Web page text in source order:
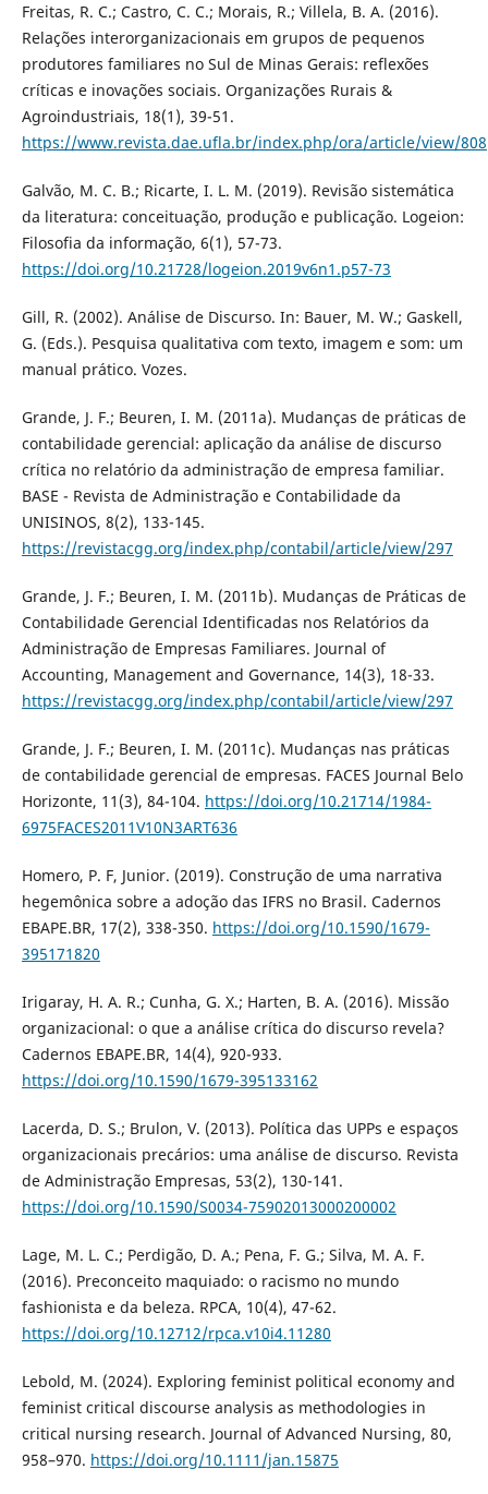
Freitas, R. C.; Castro, C. C.; Morais, R.; Villela, B. A. (2016).
Relações interorganizacionais em grupos de pequenos
produtores familiares no Sul de Minas Gerais: reflexões
críticas e inovações sociais. Organizações Rurais &
Agroindustriais, 18(1), 39-51.
https://www.revista.dae.ufla.br/index.php/ora/article/view/808
Galvão, M. C. B.; Ricarte, I. L. M. (2019). Revisão sistemática
da literatura: conceituação, produção e publicação. Logeion:
Filosofia da informação, 6(1), 57-73.
https://doi.org/10.21728/logeion.2019v6n1.p57-73
Gill, R. (2002). Análise de Discurso. In: Bauer, M. W.; Gaskell,
G. (Eds.). Pesquisa qualitativa com texto, imagem e som: um
manual prático. Vozes.
Grande, J. F.; Beuren, I. M. (2011a). Mudanças de práticas de
contabilidade gerencial: aplicação da análise de discurso
crítica no relatório da administração de empresa familiar.
BASE - Revista de Administração e Contabilidade da
UNISINOS, 8(2), 133-145.
https://revistacgg.org/index.php/contabil/article/view/297
Grande, J. F.; Beuren, I. M. (2011b). Mudanças de Práticas de
Contabilidade Gerencial Identificadas nos Relatórios da
Administração de Empresas Familiares. Journal of
Accounting, Management and Governance, 14(3), 18-33.
https://revistacgg.org/index.php/contabil/article/view/297
Grande, J. F.; Beuren, I. M. (2011c). Mudanças nas práticas
de contabilidade gerencial de empresas. FACES Journal Belo
Horizonte, 11(3), 84-104. https://doi.org/10.21714/1984-
6975FACES2011V10N3ART636
Homero, P. F, Junior. (2019). Construção de uma narrativa
hegemônica sobre a adoção das IFRS no Brasil. Cadernos
EBAPE.BR, 17(2), 338-350. https://doi.org/10.1590/1679-
395171820
Irigaray, H. A. R.; Cunha, G. X.; Harten, B. A. (2016). Missão
organizacional: o que a análise crítica do discurso revela?
Cadernos EBAPE.BR, 14(4), 920-933.
https://doi.org/10.1590/1679-395133162
Lacerda, D. S.; Brulon, V. (2013). Política das UPPs e espaços
organizacionais precários: uma análise de discurso. Revista
de Administração Empresas, 53(2), 130-141.
https://doi.org/10.1590/S0034-75902013000200002
Lage, M. L. C.; Perdigão, D. A.; Pena, F. G.; Silva, M. A. F.
(2016). Preconceito maquiado: o racismo no mundo
fashionista e da beleza. RPCA, 10(4), 47-62.
https://doi.org/10.12712/rpca.v10i4.11280
Lebold, M. (2024). Exploring feminist political economy and
feminist critical discourse analysis as methodologies in
critical nursing research. Journal of Advanced Nursing, 80,
958–970. https://doi.org/10.1111/jan.15875